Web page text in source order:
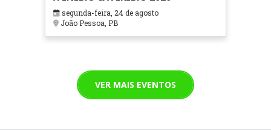
segunda-feira, 24 de agosto
João Pessoa, PB
VER MAIS EVENTOS